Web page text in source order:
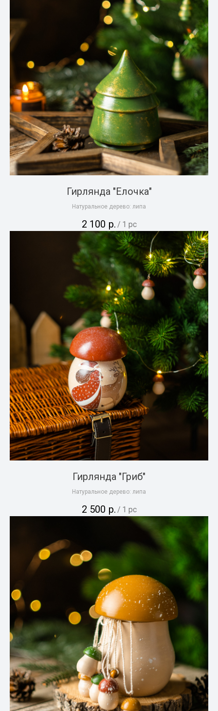
Гирлянда "Елочка"
Натуральное дерево: липа
2 100 р. / 1 pc
Гирлянда "Гриб"
Натуральное дерево: липа
2 500 р. / 1 pc